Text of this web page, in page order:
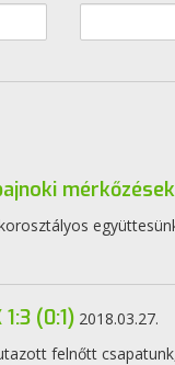
mérkőzések
(0:1) 2018.03.27.
felnőtt